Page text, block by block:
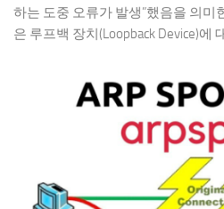
하는 도중 오류가 발생”했음을 의미
은 루프백 장치(Loopback Device)에